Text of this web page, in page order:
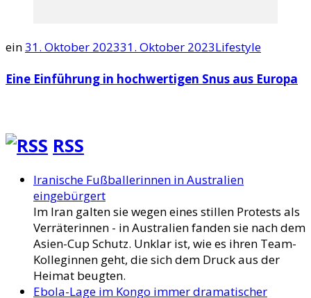
ein31. Oktober 202331. Oktober 2023Lifestyle
Eine Einführung in hochwertigen Snus aus Europa
RSS
Iranische Fußballerinnen in Australien
eingebürgert
Im Iran galten sie wegen eines stillen Protests als
Verräterinnen - in Australien fanden sie nach dem
Asien-Cup Schutz. Unklar ist, wie es ihren Team-
Kolleginnen geht, die sich dem Druck aus der
Heimat beugten.
Ebola-Lage im Kongo immer dramatischer